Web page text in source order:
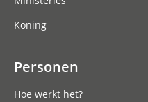
Koning
Personen
Hoe werkt het?